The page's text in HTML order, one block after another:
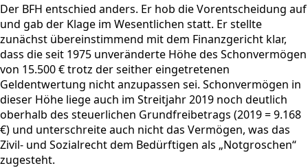
Der BFH entschied anders. Er hob die Vorentscheidung auf
und gab der Klage im Wesentlichen statt. Er stellte
zunächst übereinstimmend mit dem Finanzgericht klar,
dass die seit 1975 unveränderte Höhe des Schonvermögen
von 15.500 € trotz der seither eingetretenen
Geldentwertung nicht anzupassen sei. Schonvermögen in
dieser Höhe liege auch im Streitjahr 2019 noch deutlich
oberhalb des steuerlichen Grundfreibetrags (2019 = 9.168
€) und unterschreite auch nicht das Vermögen, was das
Zivil- und Sozialrecht dem Bedürftigen als „Notgroschen“
zugesteht.